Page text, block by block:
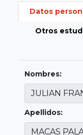
Datos
Otros
Nombres:
Apellidos: